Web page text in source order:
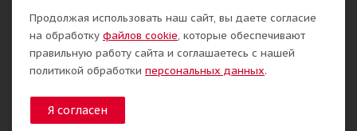
Разработка сайта:
Продолжая использовать наш сайт, вы даете согласие
на обработку файлов cookie, которые обеспечивают
правильную работу сайта и соглашаетесь с нашей
политикой обработки персональных данных.
Я согласен